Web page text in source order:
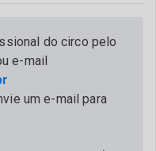
do circo pelo
e-mail
um e-mail para